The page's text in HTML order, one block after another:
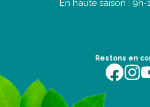
En haute saison : 9h-
Restons en
https://fr-